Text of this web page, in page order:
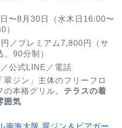
〜8月30日（水木日16:00〜
）
円／プレミアム7,800円（サ
90分制）
公式LINE／電話
翠ジン」主体のフリーフロ
本格グリル。 テラスの着
囲気